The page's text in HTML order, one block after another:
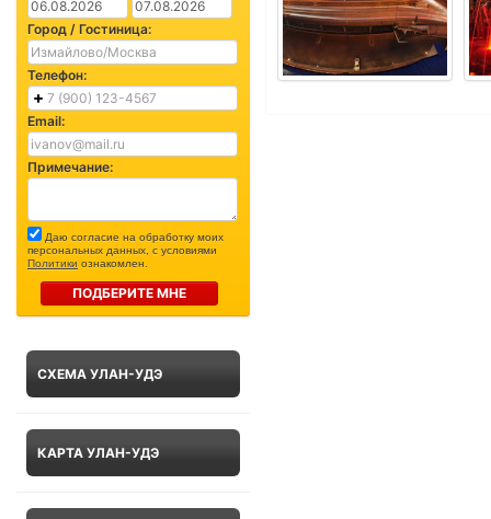
Город / Гостиница:
Телефон:
Email:
Примечание:
Даю согласие на обработку моих
персональных данных, с условиями
Политики ознакомлен.
ПОДБЕРИТЕ МНЕ
СХЕМА УЛАН-УДЭ
КАРТА УЛАН-УДЭ